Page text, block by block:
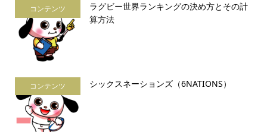
コンテンツ
ラグビー世界ランキングの決め方とその計
算方法
コンテンツ シックスネーションズ（6NATIONS）